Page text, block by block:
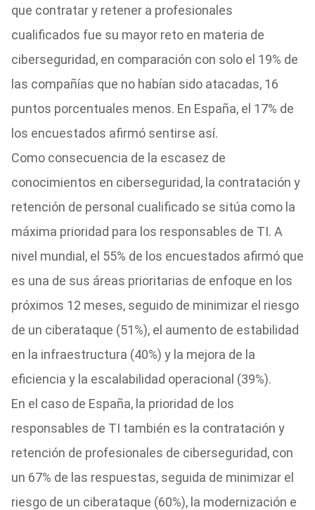
que contratar y retener a profesionales
cualificados fue su mayor reto en materia de
ciberseguridad, en comparación con solo el 19% de
las compañías que no habían sido atacadas, 16
puntos porcentuales menos. En España, el 17% de
los encuestados afirmó sentirse así.
Como consecuencia de la escasez de
conocimientos en ciberseguridad, la contratación y
retención de personal cualificado se sitúa como la
máxima prioridad para los responsables de TI. A
nivel mundial, el 55% de los encuestados afirmó que
es una de sus áreas prioritarias de enfoque en los
próximos 12 meses, seguido de minimizar el riesgo
de un ciberataque (51%), el aumento de estabilidad
en la infraestructura (40%) y la mejora de la
eficiencia y la escalabilidad operacional (39%).
En el caso de España, la prioridad de los
responsables de TI también es la contratación y
retención de profesionales de ciberseguridad, con
un 67% de las respuestas, seguida de minimizar el
riesgo de un ciberataque (60%), la modernización e